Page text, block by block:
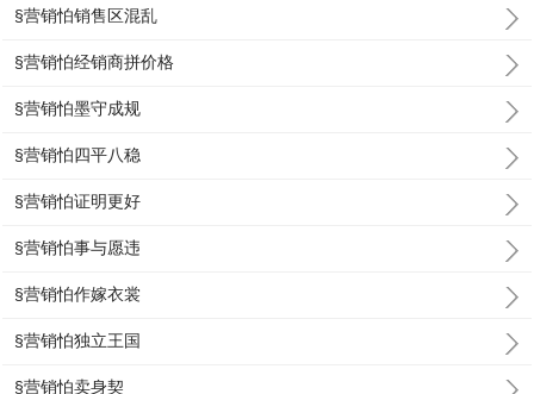
§营销怕销售区混乱
§营销怕经销商拼价格
§营销怕墨守成规
§营销怕四平八稳
§营销怕证明更好
§营销怕事与愿违
§营销怕作嫁衣裳
§营销怕独立王国
§营销怕卖身契